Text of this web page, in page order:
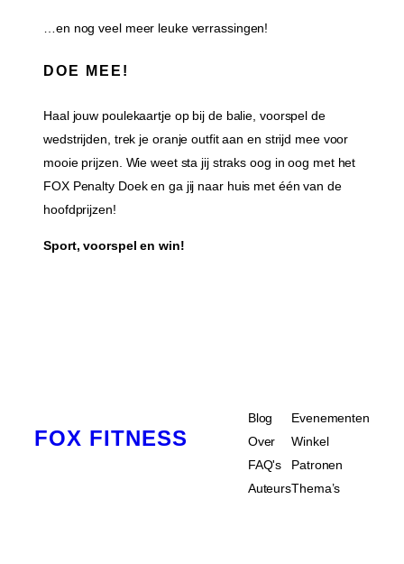
…en nog veel meer leuke verrassingen!
DOE MEE!
Haal jouw poulekaartje op bij de balie, voorspel de
wedstrijden, trek je oranje outfit aan en strijd mee voor
mooie prijzen. Wie weet sta jij straks oog in oog met het
FOX Penalty Doek en ga jij naar huis met één van de
hoofdprijzen!
Sport, voorspel en win!
FOX FITNESS
Blog
Over
FAQ's
Auteurs
Evenementen
Winkel
Patronen
Thema’s